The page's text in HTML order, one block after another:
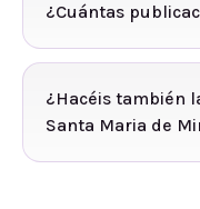
¿Cuántas
¿Hacéis también
Santa Maria de